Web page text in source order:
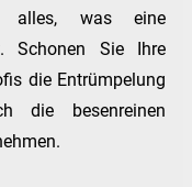
alles, was eine
Schonen Sie Ihre
die Entrümpelung
die besenreinen